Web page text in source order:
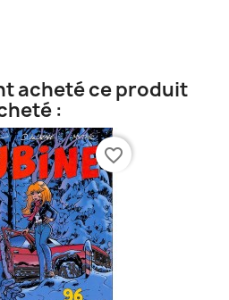
acheté ce produit
:
favorite_border